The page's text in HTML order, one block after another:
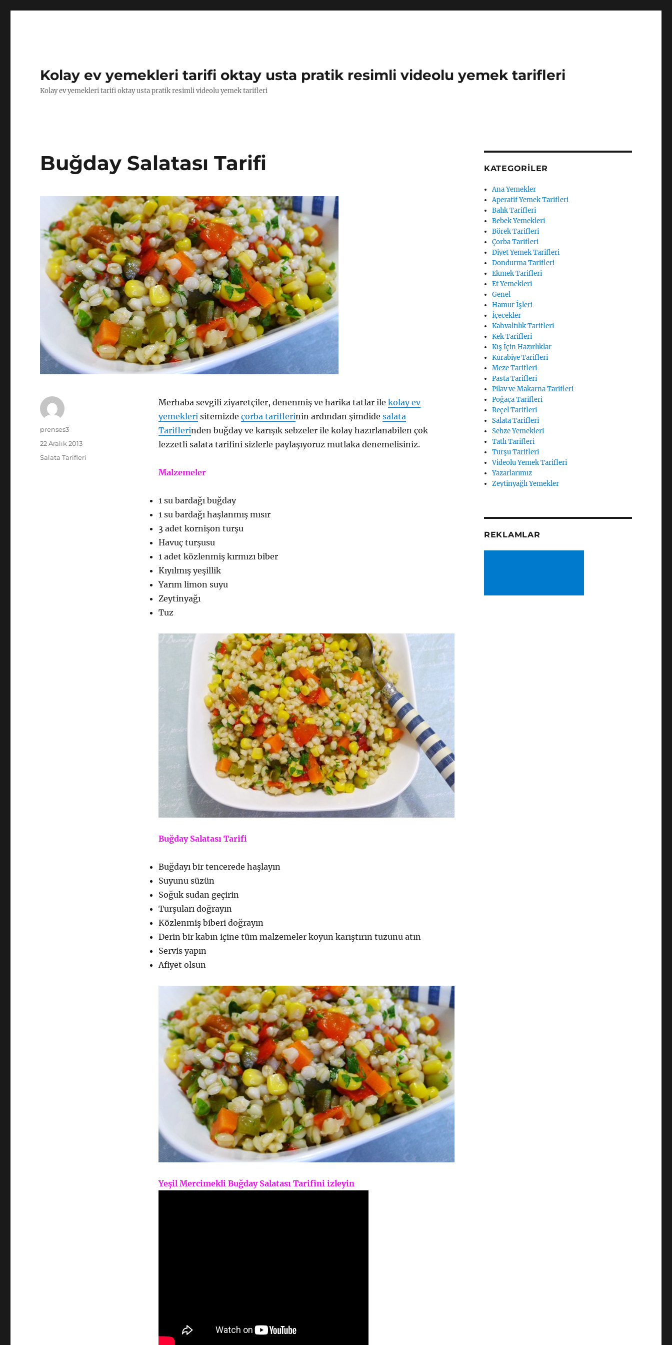
Kolay ev yemekleri tarifi oktay usta pratik resimli videolu yemek tarifleri
Kolay ev yemekleri tarifi oktay usta pratik resimli videolu yemek tarifleri
Buğday Salatası Tarifi
Merhaba sevgili ziyaretçiler, denenmiş ve harika tatlar ile kolay ev
yemeklerisitemizde çorba tariflerinin ardından şimdide salata
Tariflerinden buğday ve karışık sebzeler ile kolay hazırlanabilen çok
lezzetli salata tarifini sizlerle paylaşıyoruz mutlaka denemelisiniz.
Malzemeler
1 su bardağı buğday
1 su bardağı haşlanmış mısır
3 adet kornişon turşu
Havuç turşusu
1 adet közlenmiş kırmızı biber
Kıyılmış yeşillik
Yarım limon suyu
Zeytinyağı
Tuz
Buğday Salatası Tarifi
Buğdayı bir tencerede haşlayın
Suyunu süzün
Soğuk sudan geçirin
Turşuları doğrayın
Közlenmiş biberi doğrayın
Derin bir kabın içine tüm malzemeler koyun karıştırın tuzunu atın
Servis yapın
Afiyet olsun
Yeşil Mercimekli Buğday Salatası Tarifini izleyin
Yazar
prenses3
Yayın
tarihi
22 Aralık 2013
Kategoriler
Salata Tarifleri
KATEGORILER
Ana Yemekler
Aperatif Yemek Tarifleri
Balık Tarifleri
Bebek Yemekleri
Börek Tarifleri
Çorba Tarifleri
Diyet Yemek Tarifleri
Dondurma Tarifleri
Ekmek Tarifleri
Et Yemekleri
Genel
Hamur İşleri
İçecekler
Kahvaltılık Tarifleri
Kek Tarifleri
Kış İçin Hazırlıklar
Kurabiye Tarifleri
Meze Tarifleri
Pasta Tarifleri
Pilav ve Makarna Tarifleri
Poğaça Tarifleri
Reçel Tarifleri
Salata Tarifleri
Sebze Yemekleri
Tatlı Tarifleri
Turşu Tarifleri
Videolu Yemek Tarifleri
Yazarlarımız
Zeytinyağlı Yemekler
REKLAMLAR